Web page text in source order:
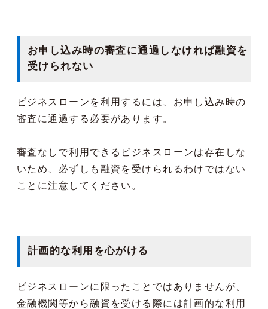
お申し込み時の審査に通過しなければ融資を
受けられない
ビジネスローンを利用するには、お申し込み時の
審査に通過する必要があります。
審査なしで利用できるビジネスローンは存在しな
いため、必ずしも融資を受けられるわけではない
ことに注意してください。
計画的な利用を心がける
ビジネスローンに限ったことではありませんが、
金融機関等から融資を受ける際には計画的な利用